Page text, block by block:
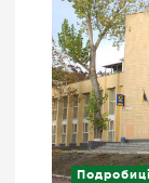
Подробиці